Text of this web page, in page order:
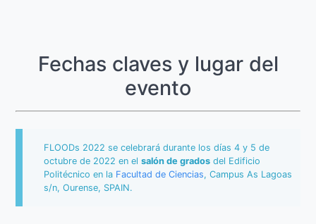
Fechas claves y lugar del
evento
FLOODs 2022 se celebrará durante los días 4 y 5 de
octubre de 2022 en elsalón de grados del Edificio
Politécnico en la Facultad de Ciencias, Campus As Lagoas
s/n, Ourense, SPAIN.